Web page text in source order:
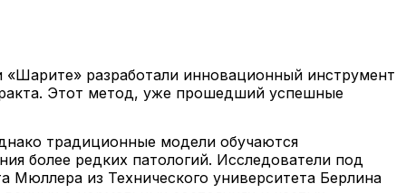
разработали инновационный инструмент
Этот метод, уже прошедший успешные
традиционные модели обучаются
более редких патологий. Исследователи под
Мюллера из Технического университета Берлина